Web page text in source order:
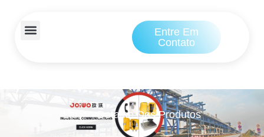
Entre Em
Contato
Lar Detalhe Dos Produtos